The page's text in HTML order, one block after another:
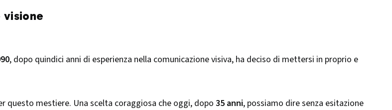
visione
, dopo quindici anni di esperienza nella comunicazione visiva, ha deciso di mettersi in proprio e
questo mestiere. Una scelta coraggiosa che oggi, dopo 35 anni, possiamo dire senza esitazione